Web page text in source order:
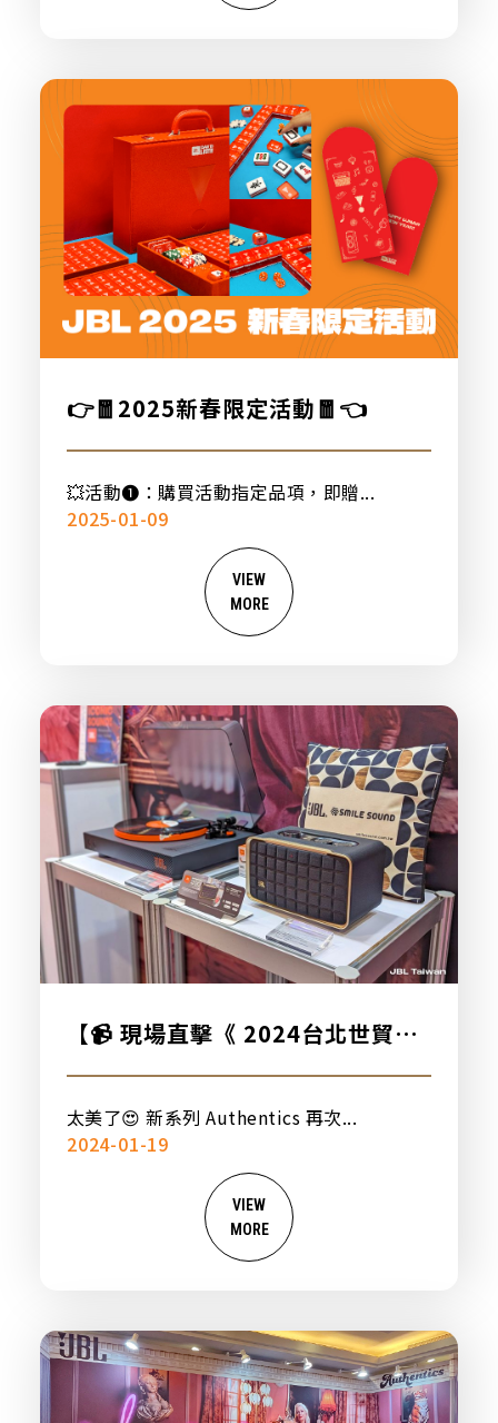
👉🧧2025新春限定活動🧧👈
💥活動➊：購買活動指定品項，即贈...
2025-01-09
VIEW
MORE
【📹 現場直擊《 2024台北世貿電
器展 》🔥】
太美了😍 新系列 Authentics 再次...
2024-01-19
VIEW
MORE